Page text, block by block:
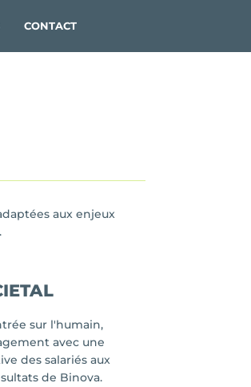
CONTACT
aux enjeux
sur l'humain,
avec une
des salariés aux
de Binova.